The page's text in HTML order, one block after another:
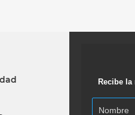
Recibe